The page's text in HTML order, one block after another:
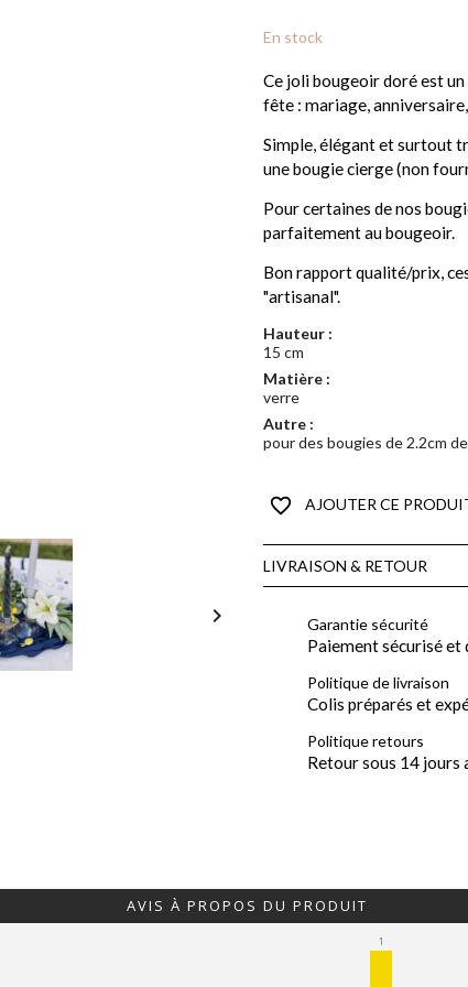

En stock
Ce joli bougeoir doré est
fête : mariage,
Simple, élégant et surtout
une bougie cierge (non
Pour certaines de nos
parfaitement au bougeoir.
Bon rapport qualité/prix,
"artisanal".
Hauteur :
15 cm
Matière :
verre
Autre :
pour des bougies de 2.2cm
favorite_border AJOUTER CE
LIVRAISON & RETOUR
Garantie sécurité
Paiement sécurisé et
Politique de livraison
Colis préparés et
Politique retours
Retour sous 14 jours
AVIS À PROPOS DU PRODUIT
1